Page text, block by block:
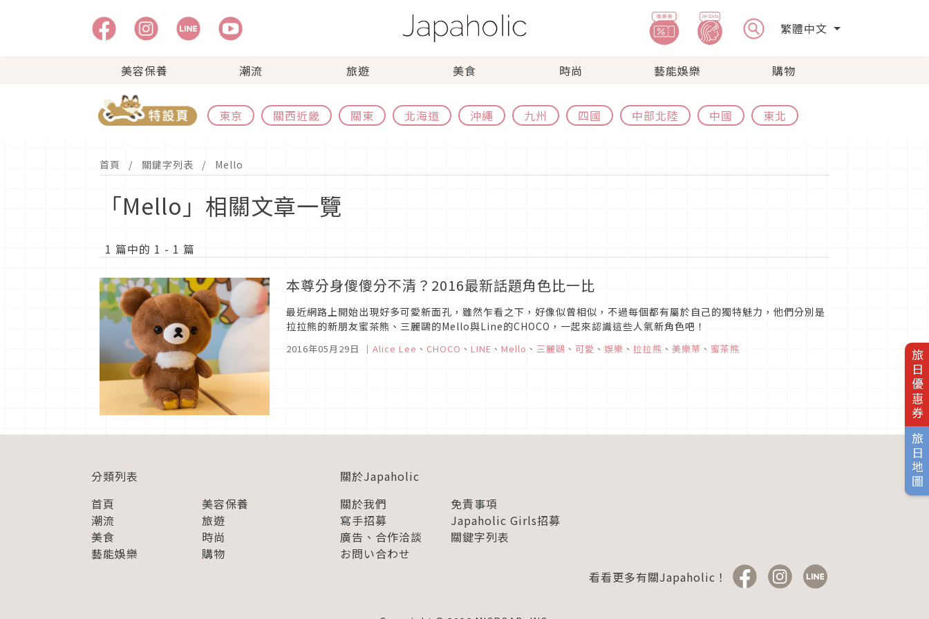
繁體中文
美容保養 潮流 旅遊 美食 時尚 藝能娛樂 購物
東京 關西近畿 關東 北海道 沖繩 九州 四國 中部北陸 中國 東北
旅日優惠券
旅日地圖
首頁 關鍵字列表 Mello
「Mello」相關文章一覽
1 篇中的 1 - 1 篇
本尊分身傻傻分不清？2016最新話題角色比一比
最近網路上開始出現好多可愛新面孔，雖然乍看之下，好像似曾相似，不過每個都有屬於自己的獨特魅力，他們分別是
拉拉熊的新朋友蜜茶熊、三麗鷗的Mello與Line的CHOCO，一起來認識這些人氣新角色吧！
2016年05月29日 ｜ Alice Lee 、 CHOCO 、 LINE 、 Mello 、 三麗鷗 、 可愛 、 娛樂 、 拉拉熊 、 美樂蒂 、 蜜茶熊
分類列表
首頁
美容保養
潮流
旅遊
美食
時尚
藝能娛樂
購物
關於Japaholic
關於我們
免責事項
寫手招募
Japaholic Girls招募
廣告、合作洽談
關鍵字列表
お問い合わせ
看看更多有關Japaholic！